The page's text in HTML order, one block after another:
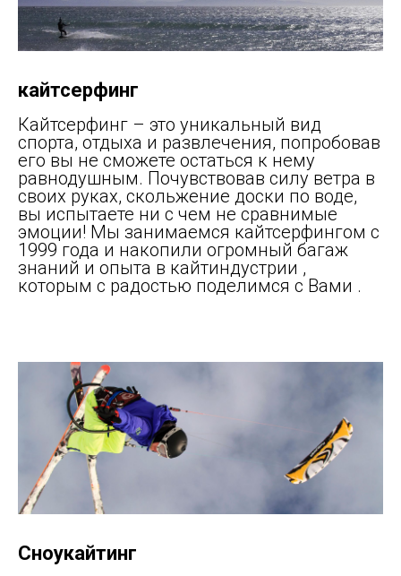
кайтсерфинг
Кайтсерфинг – это уникальный вид
спорта, отдыха и развлечения, попробовав
его вы не сможете остаться к нему
равнодушным. Почувствовав силу ветра в
своих руках, скольжение доски по воде,
вы испытаете ни с чем не сравнимые
эмоции! Мы занимаемся кайтсерфингом с
1999 года и накопили огромный багаж
знаний и опыта в кайтиндустрии ,
которым с радостью поделимся с Вами .
Сноукайтинг